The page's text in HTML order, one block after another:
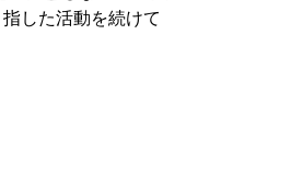
した活動を続けて